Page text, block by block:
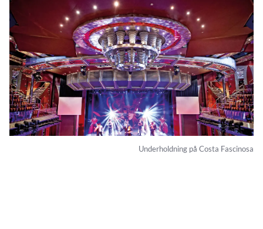
Underholdning på Costa Fascinosa